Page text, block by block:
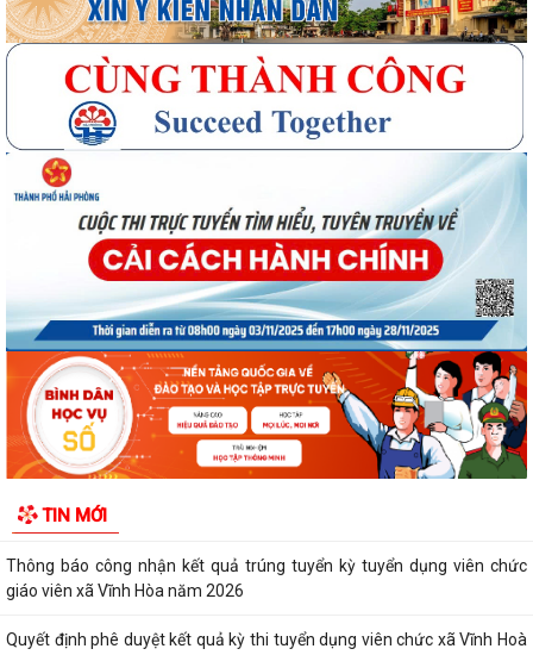
TIN MỚI
Quyết định số 3091/QĐ-UBND ngày 05/8/2026 của UBND thành phố
Về việc công bố thủ tục hành chính ban...
Quyết định số 3095/QĐ-UBND ngày 05/8/2026 của UBND thành phố
Về việc công bố danh mục thủ tục hành...
Quyết định công bố Người phát ngôn xã Vĩnh Hoà
Thông báo đấu giá Quyền sử dụng đất tại thôn Xuân Hùng ( cũ), xã
Vĩnh Hòa, thành phố Hải Phòng.
VI PHẠM HÀNH CHÍNH TRONG LĨNH VỰC ĐẦU TƯ KINH DOANH
Thông báo công nhận kết quả trúng tuyển kỳ tuyển dụng viên chức
giáo viên xã Vĩnh Hòa năm 2026
Quyết định phê duyệt kết quả kỳ thi tuyển dụng viên chức xã Vĩnh Hoà